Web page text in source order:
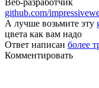
Веб-разработчик
github.com/
А лучше возьмите эту
цвета как вам надо
Ответ написан более
Комментировать